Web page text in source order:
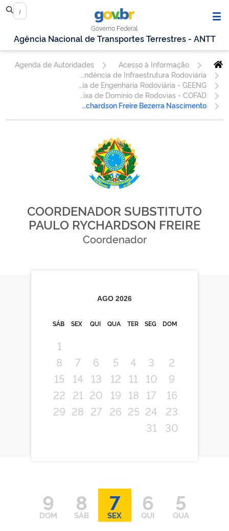
Governo Federal
Agência Nacional de Transportes Terrestres - ANTT
Acesso à Informação
Agenda de Autoridades
Paulo Rychardson Freire Bezerra Nascimento
COORDENADOR SUBSTITUTO
PAULO RYCHARDSON FREIRE
Coordenador
AGO 2026
DOM
SEG
TER
QUA
QUI
SEX
SÁB
1
2
3
4
5
6
7
8
9
10
11
12
13
14
15
16
17
18
19
20
21
22
23
24
25
26
27
28
29
30
31
5
QUA
6
QUI
7
SEX
8
SÁB
9
DOM